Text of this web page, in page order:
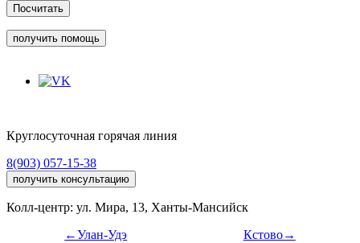
Посчитать
получить помощь
Круглосуточная горячая линия
8(903) 057-15-38
получить консультацию
Колл-центр: ул. Мира, 13, Ханты-Мансийск
←Улан-Удэ
Кстово→